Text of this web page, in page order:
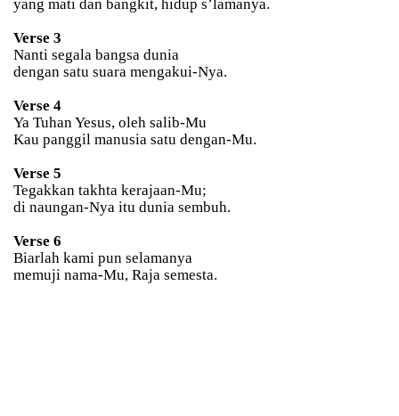
yang mati dan bangkit, hidup s’lamanya.
Verse 3
Nanti segala bangsa dunia
dengan satu suara mengakui-Nya.
Verse 4
Ya Tuhan Yesus, oleh salib-Mu
Kau panggil manusia satu dengan-Mu.
Verse 5
Tegakkan takhta kerajaan-Mu;
di naungan-Nya itu dunia sembuh.
Verse 6
Biarlah kami pun selamanya
memuji nama-Mu, Raja semesta.